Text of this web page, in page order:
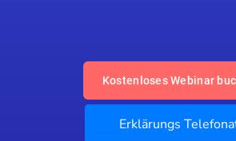
Kostenloses Webinar
Erklärungs